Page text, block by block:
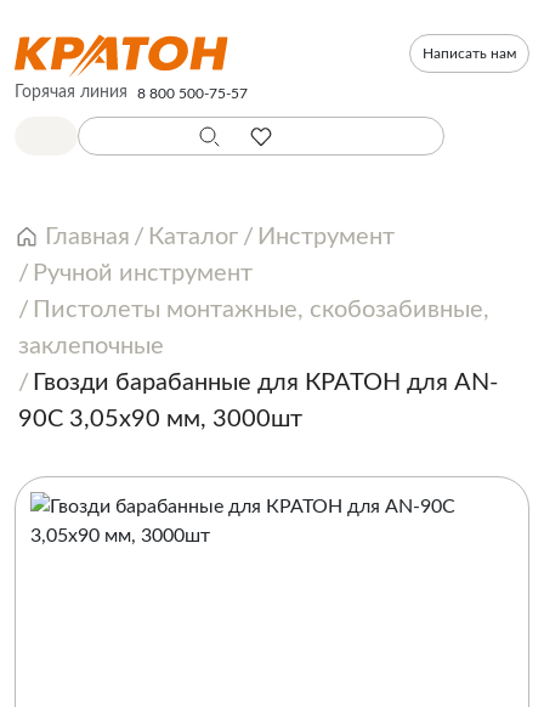
Написать нам
Горячая линия 8 800 500-75-57
Главная Каталог
Инструмент
Ручной инструмент
Пистолеты монтажные, скобозабивные,
заклепочные
Гвозди барабанные для КРАТОН для AN-
90C 3,05х90 мм, 3000шт